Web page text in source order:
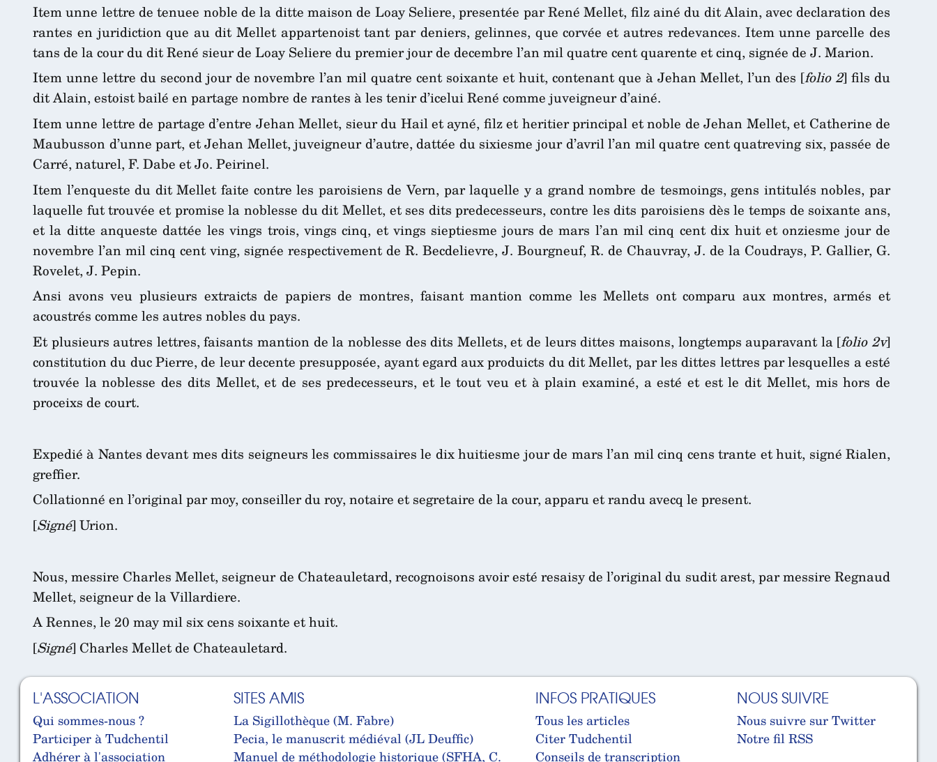
Item unne lettre de tenuee noble de la ditte maison de Loay Seliere, presentée par René Mellet, filz ainé du dit Alain, avec declaration des
rantes en juridiction que au dit Mellet appartenoist tant par deniers, gelinnes, que corvée et autres redevances. Item unne parcelle des
tans de la cour du dit René sieur de Loay Seliere du premier jour de decembre l’an mil quatre cent quarente et cinq, signée de J. Marion.
Item unne lettre du second jour de novembre l’an mil quatre cent soixante et huit, contenant que à Jehan Mellet, l’un des [folio 2] fils du
dit Alain, estoist bailé en partage nombre de rantes à les tenir d’icelui René comme juveigneur d’ainé.
Item unne lettre de partage d’entre Jehan Mellet, sieur du Hail et ayné, filz et heritier principal et noble de Jehan Mellet, et Catherine de
Maubusson d’unne part, et Jehan Mellet, juveigneur d’autre, dattée du sixiesme jour d’avril l’an mil quatre cent quatreving six, passée de
Carré, naturel, F. Dabe et Jo. Peirinel.
Item l’enqueste du dit Mellet faite contre les paroisiens de Vern, par laquelle y a grand nombre de tesmoings, gens intitulés nobles, par
laquelle fut trouvée et promise la noblesse du dit Mellet, et ses dits predecesseurs, contre les dits paroisiens dès le temps de soixante ans,
et la ditte anqueste dattée les vings trois, vings cinq, et vings sieptiesme jours de mars l’an mil cinq cent dix huit et onziesme jour de
novembre l’an mil cinq cent ving, signée respectivement de R. Becdelievre, J. Bourgneuf, R. de Chauvray, J. de la Coudrays, P. Gallier, G.
Rovelet, J. Pepin.
Ansi avons veu plusieurs extraicts de papiers de montres, faisant mantion comme les Mellets ont comparu aux montres, armés et
acoustrés comme les autres nobles du pays.
Et plusieurs autres lettres, faisants mantion de la noblesse des dits Mellets, et de leurs dittes maisons, longtemps auparavant la [folio 2v]
constitution du duc Pierre, de leur decente presupposée, ayant egard aux produicts du dit Mellet, par les dittes lettres par lesquelles a esté
trouvée la noblesse des dits Mellet, et de ses predecesseurs, et le tout veu et à plain examiné, a esté et est le dit Mellet, mis hors de
proceixs de court.
Expedié à Nantes devant mes dits seigneurs les commissaires le dix huitiesme jour de mars l’an mil cinq cens trante et huit, signé Rialen,
greffier.
Collationné en l’original par moy, conseiller du roy, notaire et segretaire de la cour, apparu et randu avecq le present.
[Signé] Urion.
Nous, messire Charles Mellet, seigneur de Chateauletard, recognoisons avoir esté resaisy de l’original du sudit arest, par messire Regnaud
Mellet, seigneur de la Villardiere.
A Rennes, le 20 may mil six cens soixante et huit.
[Signé] Charles Mellet de Chateauletard.
L'ASSOCIATION
Qui sommes-nous ?
Participer à Tudchentil
Adhérer à l'association
SITES AMIS
La Sigillothèque (M. Fabre)
Pecia, le manuscrit médiéval (JL Deuffic)
Manuel de méthodologie historique (SFHA, C.
INFOS PRATIQUES
Tous les articles
Citer Tudchentil
Conseils de transcription
NOUS SUIVRE
Nous suivre sur Twitter
Notre fil RSS